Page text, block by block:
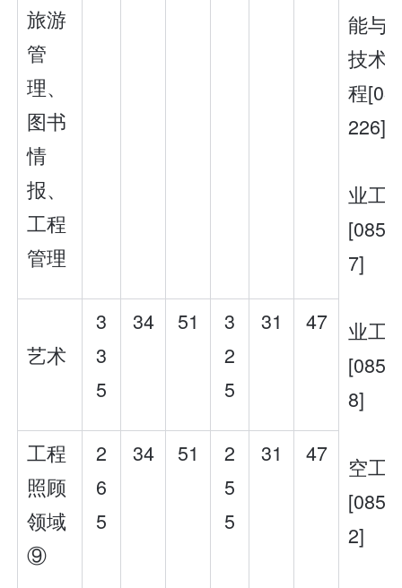
能与
技术
程
226]
业工
7]
业工
8]
空工
2]
旅游
管
理、
图书
情
报、
工程
管理
艺术
3
3
5
34 51
3
2
5
31 47
工程
照顾
领域
⑨
2
6
5
34 51
2
5
5
31 47